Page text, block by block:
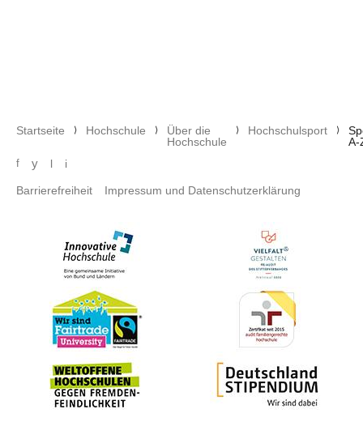
Pfadnavigation
Startseite Hochschule
Über die
Hochschule
Hochschulsport
A-
Social media menu
f y l i
Footer menu
Barrierefreiheit Impressum und Datenschutzerklärung